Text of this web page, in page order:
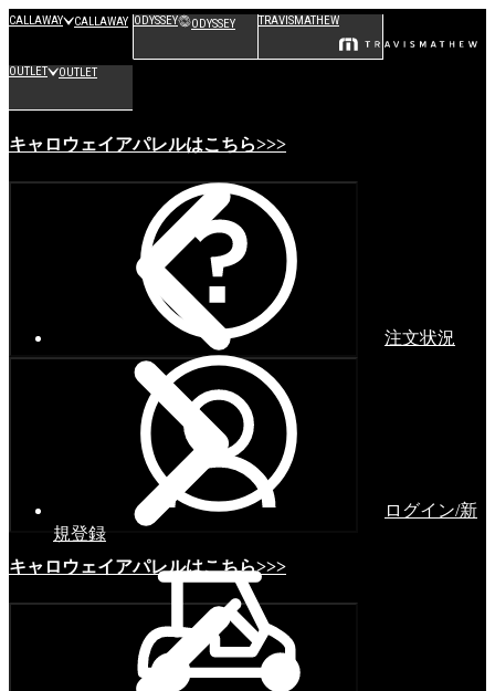
CALLAWAY CALLAWAY ODYSSEY ODYSSEY TRAVISMATHEW
OUTLET OUTLET
キャロウェイアパレルはこちら>>>
キャロウェイアパレルはこちら>>>
注文状況
ログイン/新
規登録